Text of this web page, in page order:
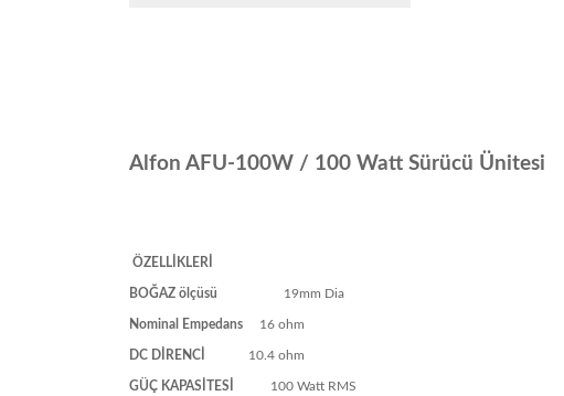
Alfon AFU-100W / 100 Watt Sürücü Ünitesi
ÖZELLİKLERİ
BOĞAZ ölçüsü 19mm Dia
Nominal Empedans 16 ohm
DC DİRENCİ 10.4 ohm
GÜÇ KAPASİTESİ 100 Watt RMS